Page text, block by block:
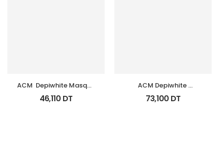
ACM  Depiwhite Masque
Tb 40Ml
46,110 DT
ACM Depiwhite
Advanced Creme
Depigmentant Tb 40Ml
73,100 DT